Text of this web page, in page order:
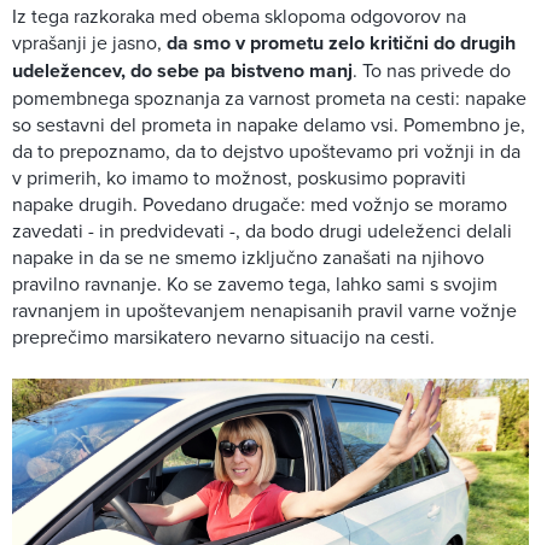
Iz tega razkoraka med obema sklopoma odgovorov na
vprašanji je jasno, da smo v prometu zelo kritični do drugih
udeležencev, do sebe pa bistveno manj. To nas privede do
pomembnega spoznanja za varnost prometa na cesti: napake
so sestavni del prometa in napake delamo vsi. Pomembno je,
da to prepoznamo, da to dejstvo upoštevamo pri vožnji in da
v primerih, ko imamo to možnost, poskusimo popraviti
napake drugih. Povedano drugače: med vožnjo se moramo
zavedati - in predvidevati -, da bodo drugi udeleženci delali
napake in da se ne smemo izključno zanašati na njihovo
pravilno ravnanje. Ko se zavemo tega, lahko sami s svojim
ravnanjem in upoštevanjem nenapisanih pravil varne vožnje
preprečimo marsikatero nevarno situacijo na cesti.